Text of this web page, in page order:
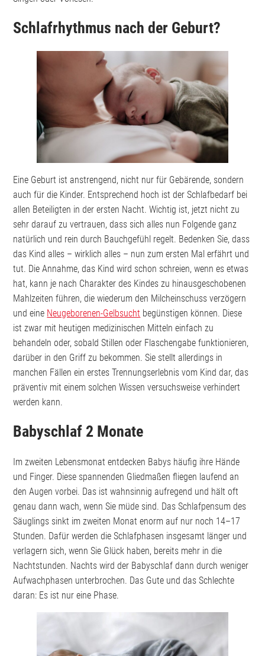
Schlafrhythmus nach der Geburt?
Eine Geburt ist anstrengend, nicht nur für Gebärende, sondern
auch für die Kinder. Entsprechend hoch ist der Schlafbedarf bei
allen Beteiligten in der ersten Nacht. Wichtig ist, jetzt nicht zu
sehr darauf zu vertrauen, dass sich alles nun Folgende ganz
natürlich und rein durch Bauchgefühl regelt. Bedenken Sie, dass
das Kind alles – wirklich alles – nun zum ersten Mal erfährt und
tut. Die Annahme, das Kind wird schon schreien, wenn es etwas
hat, kann je nach Charakter des Kindes zu hinausgeschobenen
Mahlzeiten führen, die wiederum den Milcheinschuss verzögern
und eine Neugeborenen-Gelbsucht begünstigen können. Diese
ist zwar mit heutigen medizinischen Mitteln einfach zu
behandeln oder, sobald Stillen oder Flaschengabe funktionieren,
darüber in den Griff zu bekommen. Sie stellt allerdings in
manchen Fällen ein erstes Trennungserlebnis vom Kind dar, das
präventiv mit einem solchen Wissen versuchsweise verhindert
werden kann.
Babyschlaf 2 Monate
Im zweiten Lebensmonat entdecken Babys häufig ihre Hände
und Finger. Diese spannenden Gliedmaßen fliegen laufend an
den Augen vorbei. Das ist wahnsinnig aufregend und hält oft
genau dann wach, wenn Sie müde sind. Das Schlafpensum des
Säuglings sinkt im zweiten Monat enorm auf nur noch 14–17
Stunden. Dafür werden die Schlafphasen insgesamt länger und
verlagern sich, wenn Sie Glück haben, bereits mehr in die
Nachtstunden. Nachts wird der Babyschlaf dann durch weniger
Aufwachphasen unterbrochen. Das Gute und das Schlechte
daran: Es ist nur eine Phase.